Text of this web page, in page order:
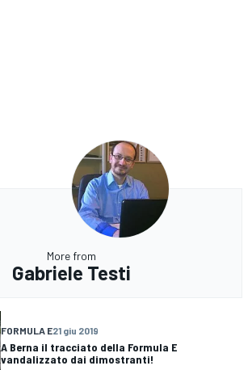
More from
Gabriele Testi
FORMULA E21 giu 2019
A Berna il tracciato della Formula E
vandalizzato dai dimostranti!